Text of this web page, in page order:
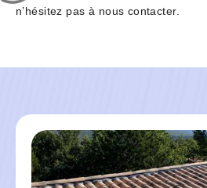
n’hésitez pas à nous contacter.